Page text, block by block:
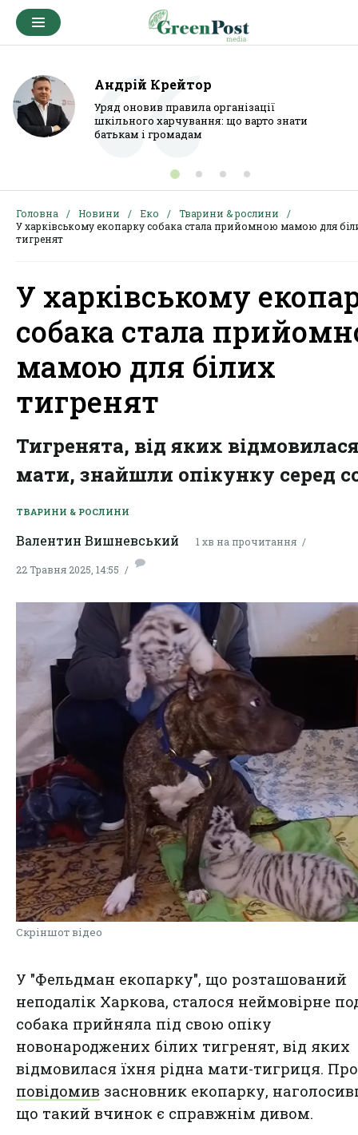
Андрій Крейтор
Уряд оновив правила організації
шкільного харчування: що варто знати
батькам і громадам
Головна Новини Еко
Тварини & рослини
У харківському екопарку собака стала прийомною мамою для
тигренят
У харківському
собака стала
мамою для білих
тигренят
Тигренята, від яких
мати, знайшли опікунку серед
ТВАРИНИ & РОСЛИНИ
Валентин Вишневський 1 хв на прочитання
22 Травня 2025, 14:55
Скріншот відео
У "Фельдман екопарку", що розташований
неподалік Харкова, сталося неймовірне
собака прийняла під свою опіку
новонароджених білих тигренят, від яких
відмовилася їхня рідна мати-тигриця.
повідомив засновник екопарку,
що такий вчинок є справжнім дивом.